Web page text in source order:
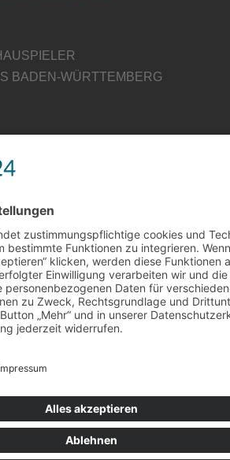
BADEN-WÜRTTEMBERG
DATENSCHUTZ